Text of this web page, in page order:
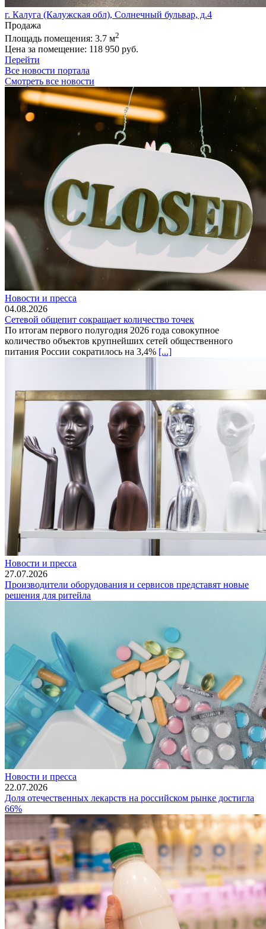
г. Калуга (Калужская обл), Солнечный бульвар, д.4
Продажа
Площадь помещения: 3.7 м2
Цена за помещение: 118 950 руб.
Перейти
Все новости портала
Смотреть все новости
Новости и пресса
04.08.2026
Сетевой общепит сокращает количество точек
По итогам первого полугодия 2026 года совокупное
количество объектов крупнейших сетей общественного
питания России сократилось на 3,4% [...]
Новости и пресса
27.07.2026
Производители оборудования и сервисов представят новые
решения для ритейла
Новости и пресса
22.07.2026
Доля отечественных лекарств на российском рынке достигла
66%